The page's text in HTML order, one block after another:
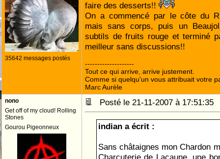
35642 messages postés
faire des desserts!!
On a commencé par le côte du
mais sans corps, puis un
subtils de fruits rouge et terminé
meilleur sans discussions!!
--------------------
Tout ce qui arrive, arrive justement.
Comme si quelqu'un vous attribuait votre
Marc Aurèle
nono
Get off of my cloud! Rolling
Stones
Gourou Pigeonneux
Posté le 21-11-2007 à
indian a écrit :
Sans châtaignes mon Chardon
Charcuterie de Lacaune, une